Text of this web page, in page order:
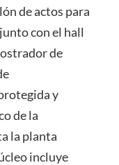
de actos para
con el hall
de
y
de la
la planta
incluye